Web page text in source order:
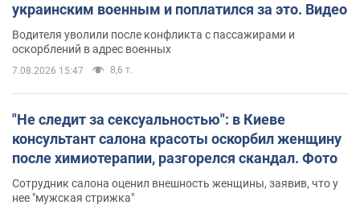
украинским военным и поплатился за это. Видео
Водителя уволили после конфликта с пассажирами и
оскорблений в адрес военных
7.08.2026 15:47 8,6 т.
"Не следит за сексуальностью": в Киеве
консультант салона красоты оскорбил женщину
после химиотерапии, разгорелся скандал. Фото
Сотрудник салона оценил внешность женщины, заявив, что у
нее "мужская стрижка"